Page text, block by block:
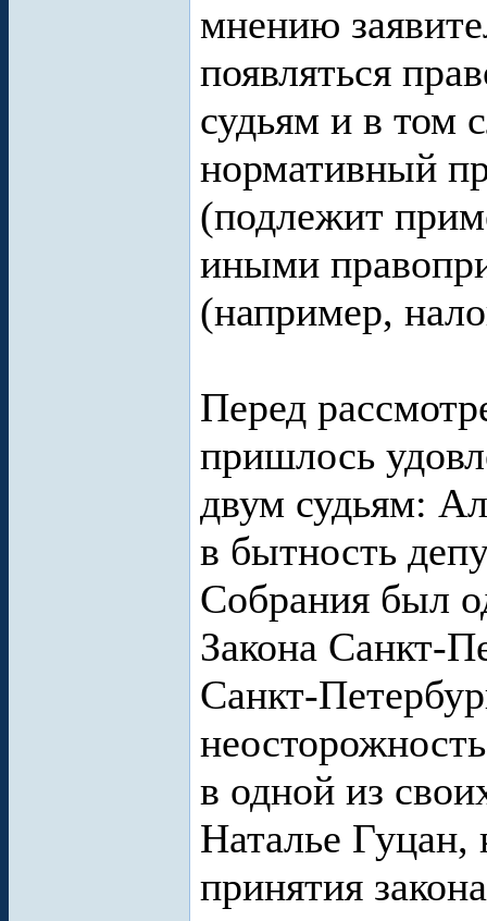
мнению
появляться
судьям и в том
нормативный
(подлежит
иными
(например,
Перед
пришлось
двум судьям:
в бытность
Собрания был
Закона Санкт-
Санкт-
в одной из
Наталье Гуцан,
принятия